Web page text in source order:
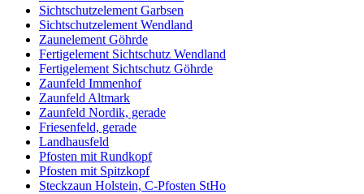
Sichtschutzelement Garbsen
Sichtschutzelement Wendland
Zaunelement Göhrde
Fertigelement Sichtschutz Wendland
Fertigelement Sichtschutz Göhrde
Zaunfeld Immenhof
Zaunfeld Altmark
Zaunfeld Nordik, gerade
Friesenfeld, gerade
Landhausfeld
Pfosten mit Rundkopf
Pfosten mit Spitzkopf
Steckzaun Holstein, C-Pfosten StHo